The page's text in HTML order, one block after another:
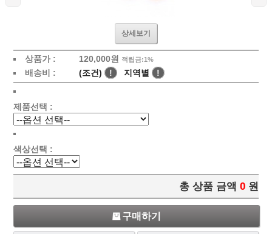
상세보기
상품가 : 120,000원 적립금:1%
배송비 : (조건) ! 지역별 !
제품선택 :
색상선택 :
총 상품 금액 0 원
구매하기